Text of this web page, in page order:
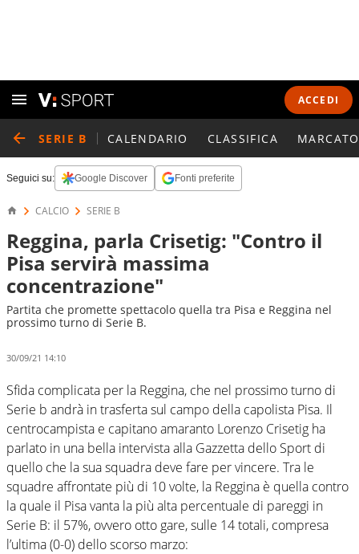
ACCEDI
SERIE B CALENDARIO CLASSIFICA
Seguici su: Google Discover Fonti preferite
CALCIO SERIE B
Reggina, parla Crisetig: "Contro il
Pisa servirà massima
concentrazione"
Partita che promette spettacolo quella tra Pisa e Reggina nel
prossimo turno di Serie B.
30/09/21 14:10
Sfida complicata per la Reggina, che nel prossimo turno di
Serie b andrà in trasferta sul campo della capolista Pisa. Il
centrocampista e capitano amaranto Lorenzo Crisetig ha
parlato in una bella intervista alla Gazzetta dello Sport di
quello che la sua squadra deve fare per vincere. Tra le
squadre affrontate più di 10 volte, la Reggina è quella contro
la quale il Pisa vanta la più alta percentuale di pareggi in
Serie B: il 57%, ovvero otto gare, sulle 14 totali, compresa
l’ultima (0-0) dello scorso marzo: